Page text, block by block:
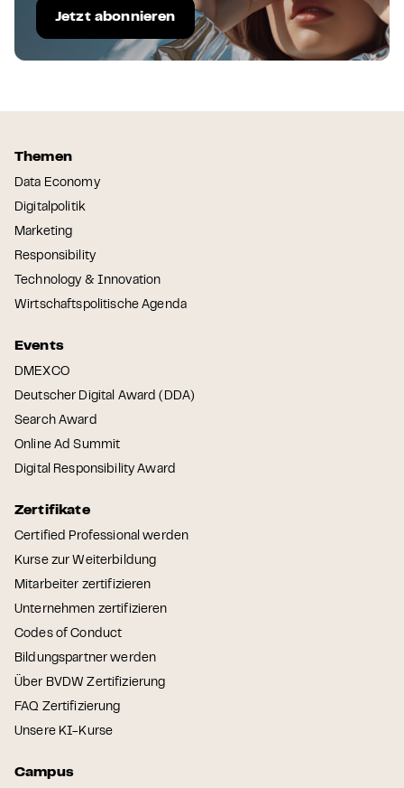
Jetzt abonnieren
Themen
Data Economy
Digitalpolitik
Marketing
Responsibility
Technology & Innovation
Wirtschaftspolitische Agenda
Events
DMEXCO
Deutscher Digital Award (DDA)
Search Award
Online Ad Summit
Digital Responsibility Award
Zertifikate
Certified Professional werden
Kurse zur Weiterbildung
Mitarbeiter zertifizieren
Unternehmen zertifizieren
Codes of Conduct
Bildungspartner werden
Über BVDW Zertifizierung
FAQ Zertifizierung
Unsere KI-Kurse
Campus